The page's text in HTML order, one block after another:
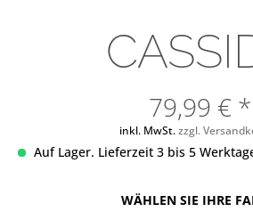
79,99 € *
inkl. MwSt.zzgl.
Auf Lager. Lieferzeit 3 bis 5
WÄHLEN SIE IHRE